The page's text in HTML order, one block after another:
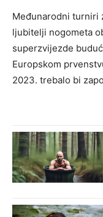
Međunarodni turniri
ljubitelji nogometa
superzvijezde
Europskom
2023. trebalo bi